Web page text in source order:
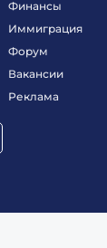
Финансы
Иммиграция
Форум
Вакансии
Реклама